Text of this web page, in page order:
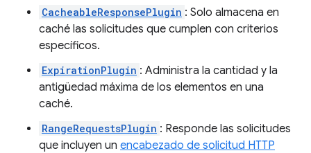
CacheableResponsePlugin : Solo almacena en
caché las solicitudes que cumplen con criterios
específicos.
ExpirationPlugin : Administra la cantidad y la
antigüedad máxima de los elementos en una
caché.
RangeRequestsPlugin : Responde las solicitudes
que incluyen un encabezado de solicitud HTTP